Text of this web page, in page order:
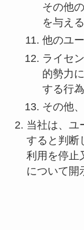
その他
を与え
他のユ
ライセ
的勢力
する行為
その他
当社は、ユ
すると判断
利用を停止
について開